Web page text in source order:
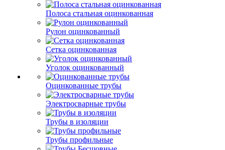
Полоса стальная оцинкованная
Рулон оцинкованный
Сетка оцинкованная
Уголок оцинкованный
Оцинкованные трубы
Электросварные трубы
Трубы в изоляции
Трубы профильные